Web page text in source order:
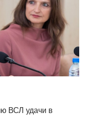
ВСЛ удачи в